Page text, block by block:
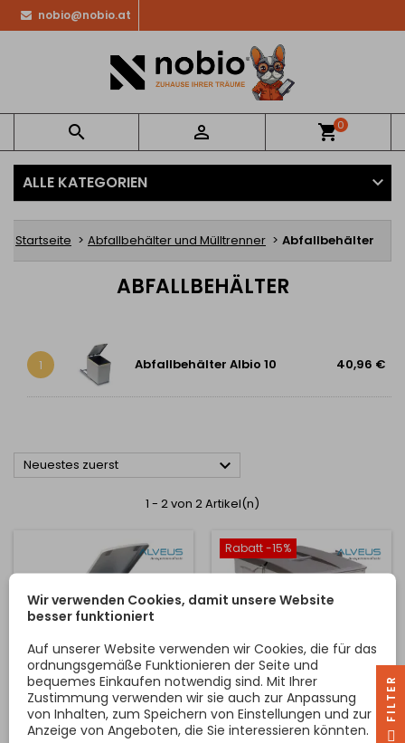
nobio@nobio.at
  shopping_cart0
ALLE KATEGORIEN
Startseite Abfallbehälter und Mülltrenner Abfallbehälter
ABFALLBEHÄLTER
1 Abfallbehälter Albio 10 40,96 €
Neuestes zuerst 
1 - 2 von 2 Artikel(n)
ABFALLBEHÄLTER ALBIO
10
Rabatt -15%
ABFALLBEHÄLTER ALBIO
40
Wir verwenden Cookies, damit unsere Website
besser funktioniert
Auf unserer Website verwenden wir Cookies, die für das
ordnungsgemäße Funktionieren der Seite und
bequemes Einkaufen notwendig sind. Mit Ihrer
Zustimmung verwenden wir sie auch zur Anpassung
von Inhalten, zum Speichern von Einstellungen und zur
Anzeige von Angeboten, die Sie interessieren könnten.
R